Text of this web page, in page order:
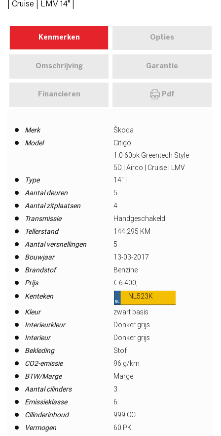
| Cruise | LMV 14" |
Kenmerken Opties
Omschrijving Garantie
Financieren Pdf
Merk
Škoda
Model
Citigo
Type
1.0 60pk Greentech Style
5D | Airco | Cruise | LMV
14" |
Aantal deuren
5
Aantal zitplaatsen
4
Transmissie
Handgeschakeld
Tellerstand
144.295 KM
Aantal versnellingen
5
Bouwjaar
13-03-2017
Brandstof
Benzine
Prijs
€ 6.400,-
Kenteken
NL523K
Kleur
zwart basis
Interieurkleur
Donker grijs
Interieur
Donker grijs
Bekleding
Stof
CO2-emissie
96 g/km
BTW/Marge
Marge
Aantal cilinders
3
Emissieklasse
6
Cilinderinhoud
999 CC
Vermogen
60 PK